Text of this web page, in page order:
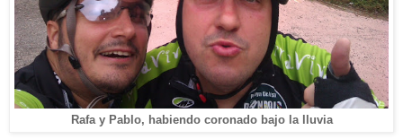
Rafa y Pablo, habiendo coronado bajo la lluvia